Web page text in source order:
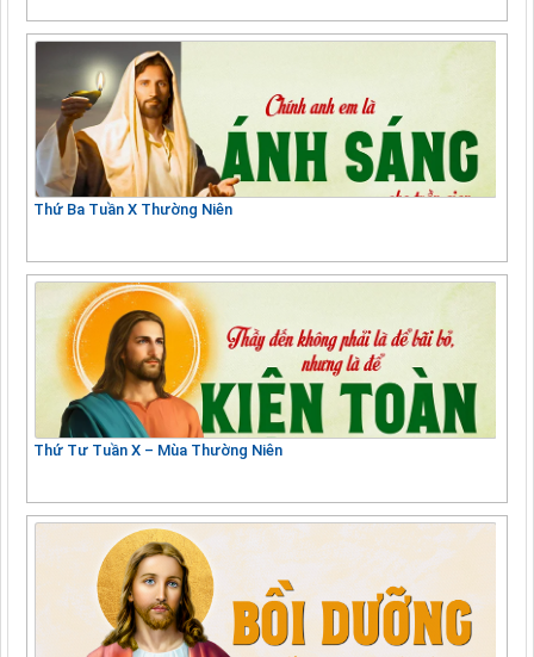
Thứ Ba Tuần X Thường Niên
Thứ Tư Tuần X – Mùa Thường Niên